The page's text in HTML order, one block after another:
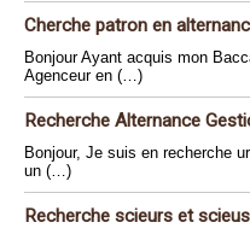
Cherche patron en
Bonjour Ayant acquis mon
Agenceur en (…)
Recherche Alternance
Bonjour, Je suis en recherche
un (…)
Recherche scieurs et